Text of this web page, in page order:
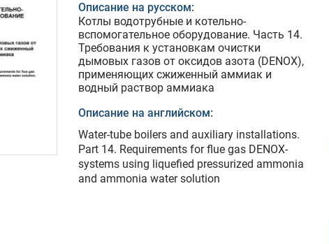
Описание на русском:
Котлы водотрубные и котельно-
вспомогательное оборудование. Часть 14.
Требования к установкам очистки
дымовых газов от оксидов азота (DENOX),
применяющих сжиженный аммиак и
водный раствор аммиака
Описание на английском:
Water-tube boilers and auxiliary installations.
Part 14. Requirements for flue gas DENOX-
systems using liquefied pressurized ammonia
and ammonia water solution